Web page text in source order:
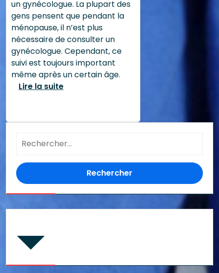
un gynécologue. La plupart des
gens pensent que pendant la
ménopause, il n’est plus
nécessaire de consulter un
gynécologue. Cependant, ce
suivi est toujours important
même après un certain âge.
Lire la suite
Rechercher :